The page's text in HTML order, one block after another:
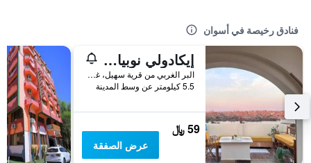
فنادق رخيصة في أسوان
إيكادولي نوبيان هاوس - كرما هوسبيتاليتي
البر الغربي من قرية سهيل، غرب سهيل, أسوان, مصر
5.5 كيلومتر عن وسط المدينة
59 ﷼
عرض الصفقة